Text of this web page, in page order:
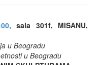
sala 301f, MISANU,
u Beogradu
u Beogradu